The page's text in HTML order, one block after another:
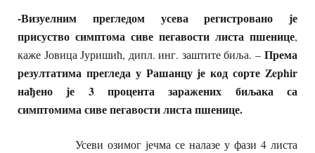
-Визуелним прегледом усева регистровано је
присуство симптома сиве пегавости листа пшенице,
каже Јовица Јуришић, дипл. инг. заштите биља. – Према
резултатима прегледа у Рашанцу је код сорте Zephir
нађено је 3 процента заражених биљака са
симптомима сиве пегавости листа пшенице.
Усеви озимог јечма се налазе у фази 4 листа